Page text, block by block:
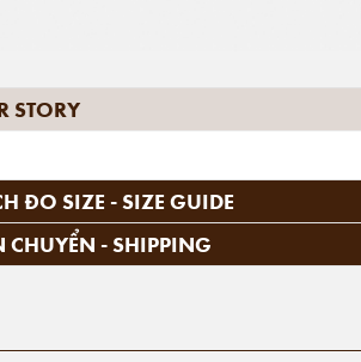
STORY
ĐO SIZE - SIZE GUIDE
CHUYỂN - SHIPPING